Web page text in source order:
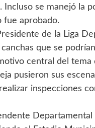
se manejó la
fue aprobado.
de la Liga
que se
central del tema
pusieron sus
inspecciones